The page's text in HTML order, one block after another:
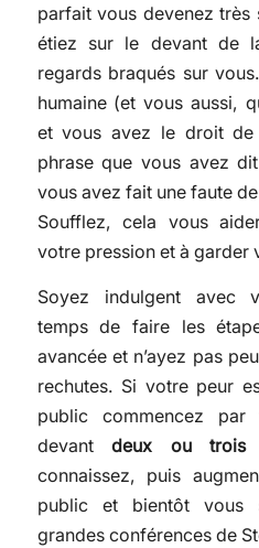
parfait vous devenez très
étiez sur le devant de
regards braqués sur
humaine (et vous aussi,
et vous avez le droit de
phrase que vous avez
vous avez fait une faute
Soufflez, cela vous
votre pression et à garder
Soyez indulgent avec
temps de faire les
avancée et n’ayez pas
rechutes. Si votre peur
public commencez
devantdeux ou trois
connaissez, puis
public et bientôt vous
grandes conférences de